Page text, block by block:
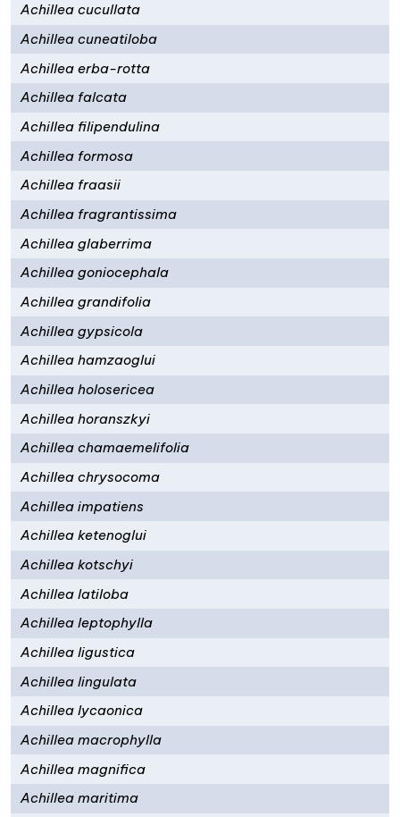
Achillea cucullata
Achillea cuneatiloba
Achillea erba-rotta
Achillea falcata
Achillea filipendulina
Achillea formosa
Achillea fraasii
Achillea fragrantissima
Achillea glaberrima
Achillea goniocephala
Achillea grandifolia
Achillea gypsicola
Achillea hamzaoglui
Achillea holosericea
Achillea horanszkyi
Achillea chamaemelifolia
Achillea chrysocoma
Achillea impatiens
Achillea ketenoglui
Achillea kotschyi
Achillea latiloba
Achillea leptophylla
Achillea ligustica
Achillea lingulata
Achillea lycaonica
Achillea macrophylla
Achillea magnifica
Achillea maritima